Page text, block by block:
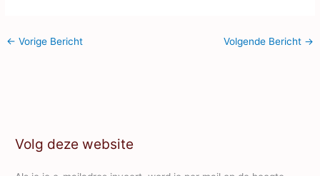
← Vorige Bericht Volgende Bericht →
Volg deze website